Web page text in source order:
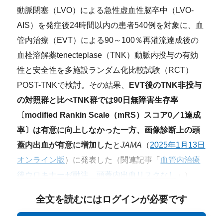
動脈閉塞（LVO）による急性虚血性脳卒中（LVO-
AIS）を発症後24時間以内の患者540例を対象に、血
管内治療（EVT）による90～100％再灌流達成後の
血栓溶解薬tenecteplase（TNK）動脈内投与の有効
性と安全性を多施設ランダム化比較試験（RCT）
POST-TNKで検討。その結果、
EVT後のTNK非投与
の対照群と比べTNK群では90日無障害生存率
〔modified Rankin Scale（mRS）スコア0／1達成
率〕 は有意に向上しなかった一方、画像診断上の頭
蓋内出血が有意に増加したとJAMA （2025年1月13日
オンライン版 ）に発表した（関連記事「 血管内治療
後ウロキナーゼ動注、頭蓋内出血リスクなし
全文を読むにはログインが必要です